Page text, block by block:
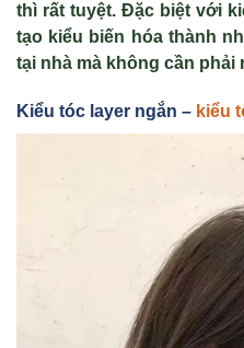
thì rất tuyệt. Đặc biệt với
tạo kiểu biến hóa thành
tại nhà mà không cần phải
Kiểu tóc layer ngắn – kiểu